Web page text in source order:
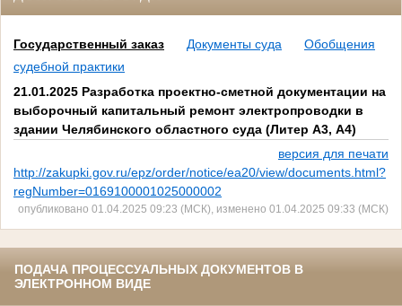
Государственный заказ Документы суда
Обобщения
судебной практики
21.01.2025 Разработка проектно-сметной документации на
выборочный капитальный ремонт электропроводки в
здании Челябинского областного суда (Литер А3, А4)
версия для печати
http://zakupki.gov.ru/epz/order/notice/ea20/view/documents.html?
regNumber=0169100001025000002
опубликовано 01.04.2025 09:23 (МСК), изменено 01.04.2025 09:33 (МСК)
ПОДАЧА ПРОЦЕССУАЛЬНЫХ ДОКУМЕНТОВ В
ЭЛЕКТРОННОМ ВИДЕ